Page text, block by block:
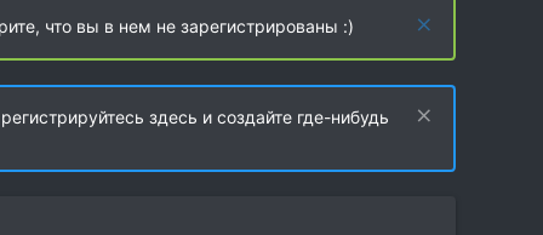
что вы в нем не зарегистрированы :)
здесь и создайте где-нибудь